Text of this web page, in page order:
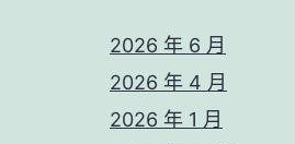
2026 年 6 月
2026 年 4 月
2026 年 1 月